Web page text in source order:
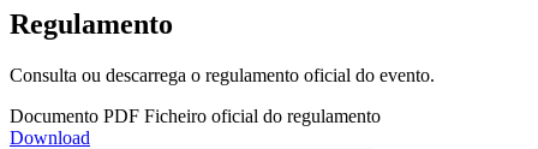
Regulamento
Consulta ou descarrega o regulamento oficial do evento.
Documento PDF Ficheiro oficial do regulamento
Download